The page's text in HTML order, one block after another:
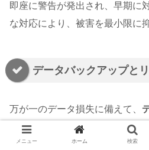
即座に警告が発出され、早期に
な対応により、被害を最小限に
データバックアップと
万が一のデータ損失に備えて、
害復旧計画がしっかりと構築さ
クアップを取得し、災害発生時
メニュー ホーム 検索